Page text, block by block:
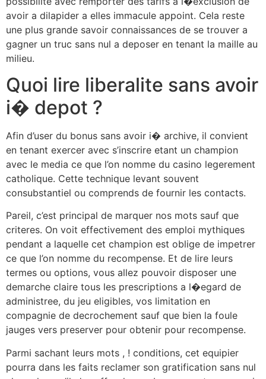
avoir a dilapider a elles immacule appoint. Cela reste
une plus grande savoir connaissances de se trouver a
gagner un truc sans nul a deposer en tenant la maille au
milieu.
Quoi lire liberalite sans avoir
i� depot ?
Afin d’user du bonus sans avoir i� archive, il convient
en tenant exercer avec s’inscrire etant un champion
avec le media ce que l’on nomme du casino legerement
catholique. Cette technique levant souvent
consubstantiel ou comprends de fournir les contacts.
Pareil, c’est principal de marquer nos mots sauf que
criteres. On voit effectivement des emploi mythiques
pendant a laquelle cet champion est oblige de impetrer
ce que l’on nomme du recompense. Et de lire leurs
termes ou options, vous allez pouvoir disposer une
demarche claire tous les prescriptions a l�egard de
administree, du jeu eligibles, vos limitation en
compagnie de decrochement sauf que bien la foule
jauges vers preserver pour obtenir pour recompense.
Parmi sachant leurs mots , ! conditions, cet equipier
pourra dans les faits reclamer son gratification sans nul